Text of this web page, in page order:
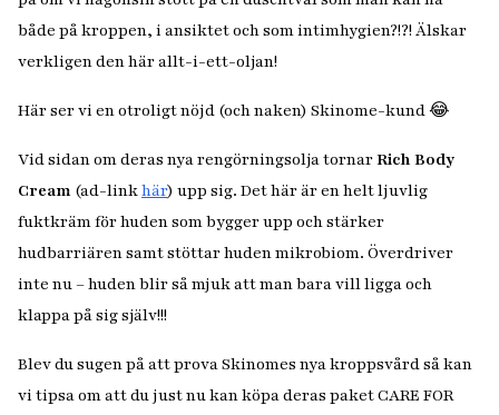
både på kroppen, i ansiktet och som intimhygien?!?! Älskar
verkligen den här allt-i-ett-oljan!
Här ser vi en otroligt nöjd (och naken) Skinome-kund 😂
Vid sidan om deras nya rengörningsolja tornarRich Body
Cream (ad-linkhär) upp sig. Det här är en helt ljuvlig
fuktkräm för huden som bygger upp och stärker
hudbarriären samt stöttar huden mikrobiom. Överdriver
inte nu – huden blir så mjuk att man bara vill ligga och
klappa på sig själv!!!
Blev du sugen på att prova Skinomes nya kroppsvård så kan
vi tipsa om att du just nu kan köpa deras paket CARE FOR